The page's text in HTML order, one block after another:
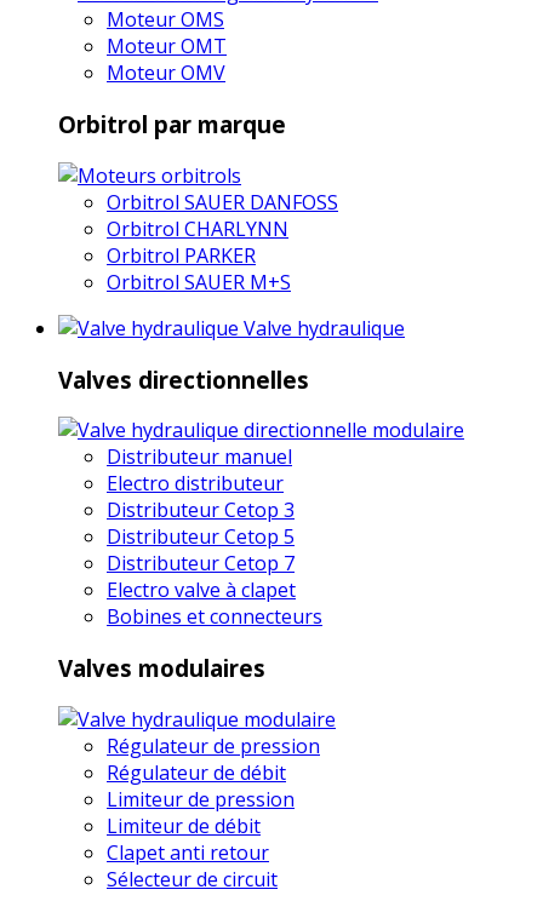
Moteur OMS
Moteur OMT
Moteur OMV
Orbitrol par marque
Orbitrol SAUER DANFOSS
Orbitrol CHARLYNN
Orbitrol PARKER
Orbitrol SAUER M+S
Valve hydraulique
Valves directionnelles
Distributeur manuel
Electro distributeur
Distributeur Cetop 3
Distributeur Cetop 5
Distributeur Cetop 7
Electro valve à clapet
Bobines et connecteurs
Valves modulaires
Régulateur de pression
Régulateur de débit
Limiteur de pression
Limiteur de débit
Clapet anti retour
Sélecteur de circuit